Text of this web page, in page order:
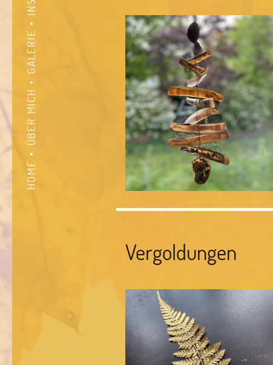
HOME
ÜBER MICH
GALERIE
Vergoldungen